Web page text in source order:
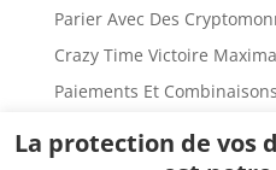
Parier Avec Des
Crazy Time Victoire
Paiements Et
Richesse Illimitée En
La protection de vos